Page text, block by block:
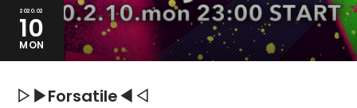
2020.02
10
MON
▷▶︎Forsatile◀︎◁